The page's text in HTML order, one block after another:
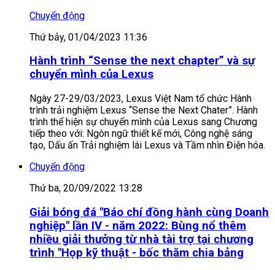
Chuyển động
Thứ bảy, 01/04/2023 11:36
Hành trình “Sense the next chapter” và sự
chuyển mình của Lexus
Ngày 27-29/03/2023, Lexus Việt Nam tổ chức Hành
trình trải nghiệm Lexus “Sense the Next Chater”. Hành
trình thể hiện sự chuyển mình của Lexus sang Chương
tiếp theo với: Ngôn ngữ thiết kế mới, Công nghệ sáng
tạo, Dấu ấn Trải nghiệm lái Lexus và Tầm nhìn Điện hóa.
Chuyển động
Thứ ba, 20/09/2022 13:28
Giải bóng đá "Báo chí đồng hành cùng Doanh
nghiệp" lần IV - năm 2022: Bùng nổ thêm
nhiều giải thưởng từ nhà tài trợ tại chương
trình "Họp kỹ thuật - bốc thăm chia bảng